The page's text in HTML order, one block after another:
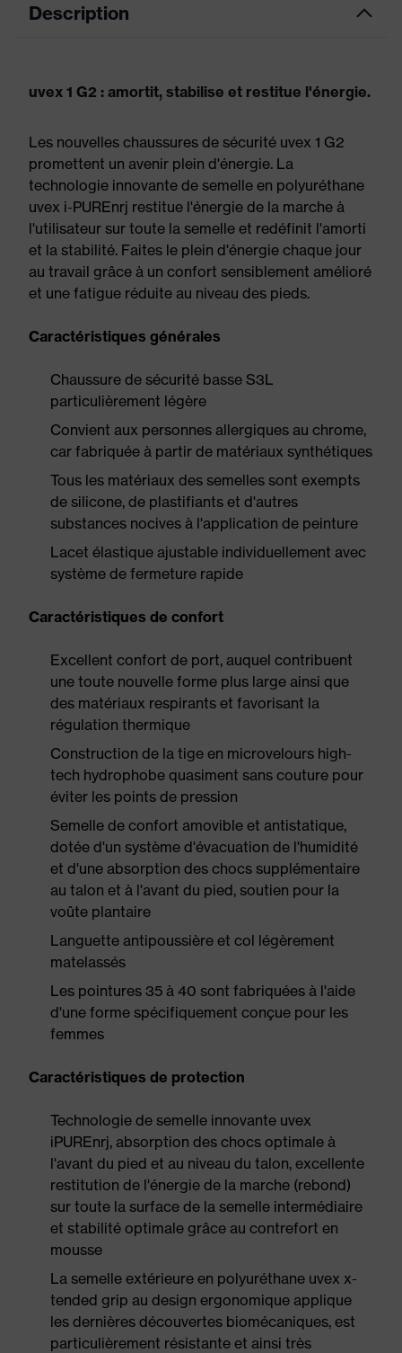
Description
uvex 1 G2 : amortit, stabilise et restitue l'énergie.
Les nouvelles chaussures de sécurité uvex 1 G2
promettent un avenir plein d'énergie. La
technologie innovante de semelle en polyuréthane
uvex i-PUREnrj restitue l'énergie de la marche à
l'utilisateur sur toute la semelle et redéfinit l'amorti
et la stabilité. Faites le plein d'énergie chaque jour
au travail grâce à un confort sensiblement amélioré
et une fatigue réduite au niveau des pieds.
Caractéristiques générales
Chaussure de sécurité basse S3L
particulièrement légère
Convient aux personnes allergiques au chrome,
car fabriquée à partir de matériaux synthétiques
Tous les matériaux des semelles sont exempts
de silicone, de plastifiants et d'autres
substances nocives à l'application de peinture
Lacet élastique ajustable individuellement avec
système de fermeture rapide
Caractéristiques de confort
Excellent confort de port, auquel contribuent
une toute nouvelle forme plus large ainsi que
des matériaux respirants et favorisant la
régulation thermique
Construction de la tige en microvelours high-
tech hydrophobe quasiment sans couture pour
éviter les points de pression
Semelle de confort amovible et antistatique,
dotée d'un système d'évacuation de l'humidité
et d'une absorption des chocs supplémentaire
au talon et à l'avant du pied, soutien pour la
voûte plantaire
Languette antipoussière et col légèrement
matelassés
Les pointures 35 à 40 sont fabriquées à l'aide
d'une forme spécifiquement conçue pour les
femmes
Caractéristiques de protection
Technologie de semelle innovante uvex
iPUREnrj, absorption des chocs optimale à
l'avant du pied et au niveau du talon, excellente
restitution de l'énergie de la marche (rebond)
sur toute la surface de la semelle intermédiaire
et stabilité optimale grâce au contrefort en
mousse
La semelle extérieure en polyuréthane uvex x-
tended grip au design ergonomique applique
les dernières découvertes biomécaniques, est
particulièrement résistante et ainsi très